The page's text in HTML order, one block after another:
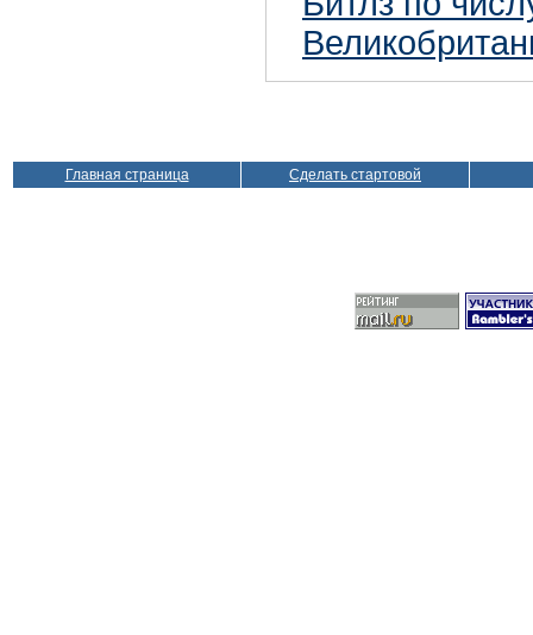
Главная страница Сделать стартовой